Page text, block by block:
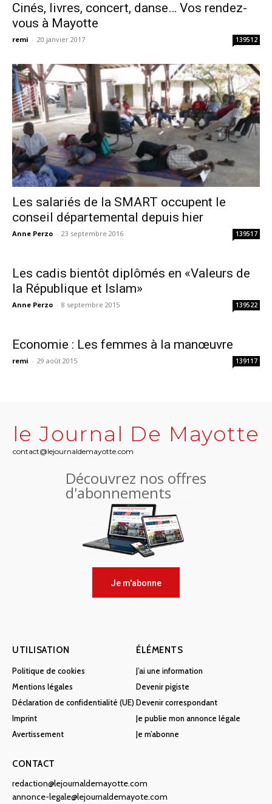
Cinés, livres, concert, danse… Vos rendez-
vous à Mayotte
remi - 20 janvier 2017 139512
Les salariés de la SMART occupent le
conseil départemental depuis hier
Anne Perzo - 23 septembre 2016 139517
Les cadis bientôt diplômés en «Valeurs de
la République et Islam»
Anne Perzo - 8 septembre 2015 139522
Economie : Les femmes à la manœuvre
remi - 29 août 2015 139117
le Journal De Mayotte
contact@lejournaldemayotte.com
Découvrez nos offres
d'abonnements
Je m'abonne
UTILISATION
Politique de cookies
Mentions légales
Déclaration de confidentialité (UE)
Imprint
Avertissement
ÉLÉMENTS
J’ai une information
Devenir pigiste
Devenir correspondant
Je publie mon annonce légale
Je m’abonne
CONTACT
redaction@lejournaldemayotte.com
annonce-legale@lejournaldemayote.com